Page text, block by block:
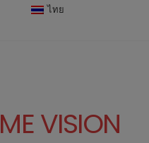
ไทย
ME VISION